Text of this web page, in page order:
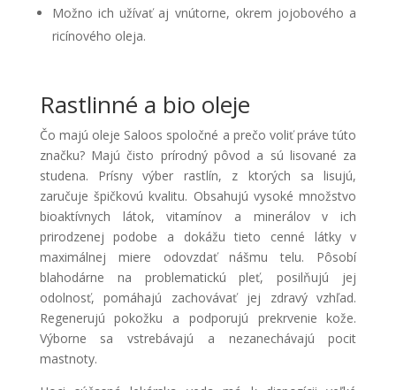
Možno ich užívať aj vnútorne, okrem jojobového a
ricínového oleja.
Rastlinné a bio oleje
Čo majú oleje Saloos spoločné a prečo voliť práve túto
značku? Majú čisto prírodný pôvod a sú lisované za
studena. Prísny výber rastlín, z ktorých sa lisujú,
zaručuje špičkovú kvalitu. Obsahujú vysoké množstvo
bioaktívnych látok, vitamínov a minerálov v ich
prirodzenej podobe a dokážu tieto cenné látky v
maximálnej miere odovzdať nášmu telu. Pôsobí
blahodárne na problematickú pleť, posilňujú jej
odolnosť, pomáhajú zachovávať jej zdravý vzhľad.
Regenerujú pokožku a podporujú prekrvenie kože.
Výborne sa vstrebávajú a nezanechávajú pocit
mastnoty.